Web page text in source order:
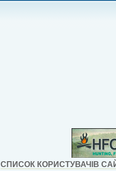
СПИСОК КОРИСТУВАЧІВ